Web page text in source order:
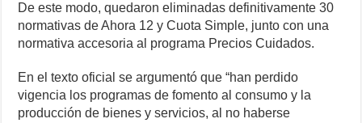
De este modo, quedaron eliminadas definitivamente 30
normativas de Ahora 12 y Cuota Simple, junto con una
normativa accesoria al programa Precios Cuidados.
En el texto oficial se argumentó que “han perdido
vigencia los programas de fomento al consumo y la
producción de bienes y servicios, al no haberse